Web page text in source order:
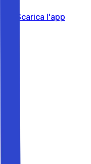
Scarica l'app